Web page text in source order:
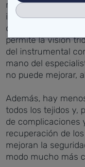
robot amplifica y
importante la
campo quirúrgico,
permite la visión
del instrumental
mano del
no puede mejorar,
Además, hay
todos los tejidos y,
de complicaciones
recuperación de
mejoran la
modo mucho más